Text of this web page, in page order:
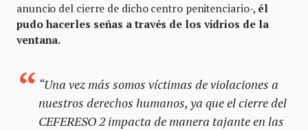
anuncio del cierre de dicho centro penitenciario-, él
pudo hacerles señas a través de los vidrios de la
ventana.
“Una vez más somos víctimas de violaciones a
nuestros derechos humanos, ya que el cierre del
CEFERESO 2 impacta de manera tajante en las